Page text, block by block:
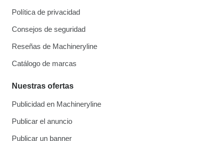
Política de privacidad
Consejos de seguridad
Reseñas de Machineryline
Catálogo de marcas
Nuestras ofertas
Publicidad en Machineryline
Publicar el anuncio
Publicar un banner